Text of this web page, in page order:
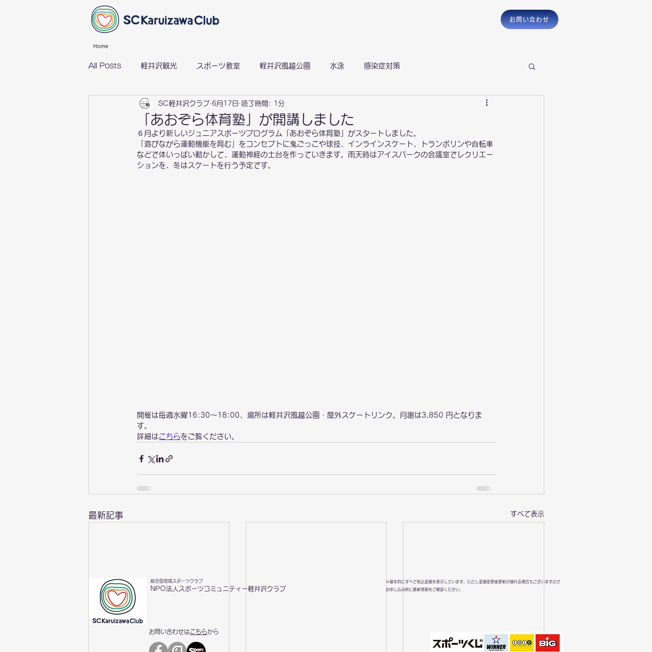
お問い合わせ
All Posts 軽井沢観光 スポーツ教室 軽井沢風越公園 水泳 感染症対策
グループライド（サイクリング） 風越ランニングサークル
「あおぞら体育塾」が開講しました
SC軽井沢クラブ 6月17日 読了時間: 1分
６月より新しいジュニアスポーツプログラム「あおぞら体育塾」がスタートしました。
「遊びながら運動機能を育む」をコンセプトに⻤ごっこや球技、インラインスケート、トランポリンや⾃転⾞
などで体いっぱい動かして、運動神経の土台を作っていきます。雨天時はアイスパークの会議室でレクリエー
ションを、冬はスケートを⾏う予定です。
開催は毎週水曜16:30〜18:00、場所は軽井沢風越公園・屋外スケートリンク。月謝は3,850 円となりま
す。
詳細はこちらをご覧ください。
最新記事 すべて表示
Home
総合型地域スポーツクラブ
NPO法人スポーツコミュニティー軽井沢クラブ
お問い合わせはこちらから
※基本的にすべて税込金額を表示しています。ただし金額変更後更新が遅れる場合もございますので
お申し込み時に最新情報をご確認ください。